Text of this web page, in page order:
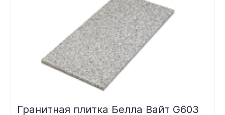
Гранитная плитка Белла Вайт G603